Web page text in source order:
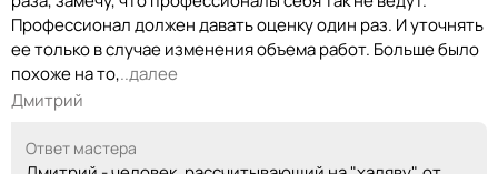
Профессионал должен давать оценку один раз. И уточнять
ее только в случае изменения объема работ. Больше было
похоже на то,..далее
Дмитрий
Ответ мастера